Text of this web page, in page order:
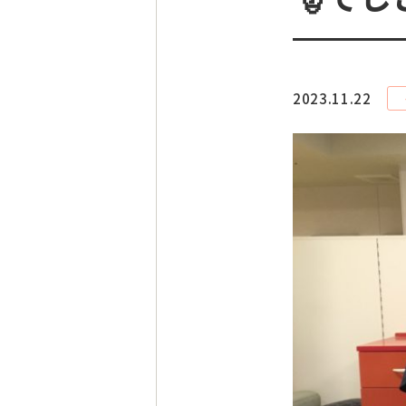
2023.11.22